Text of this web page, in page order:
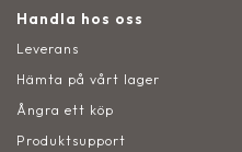
Handla hos oss
Leverans
Hämta på vårt lager
Ångra ett köp
Produktsupport